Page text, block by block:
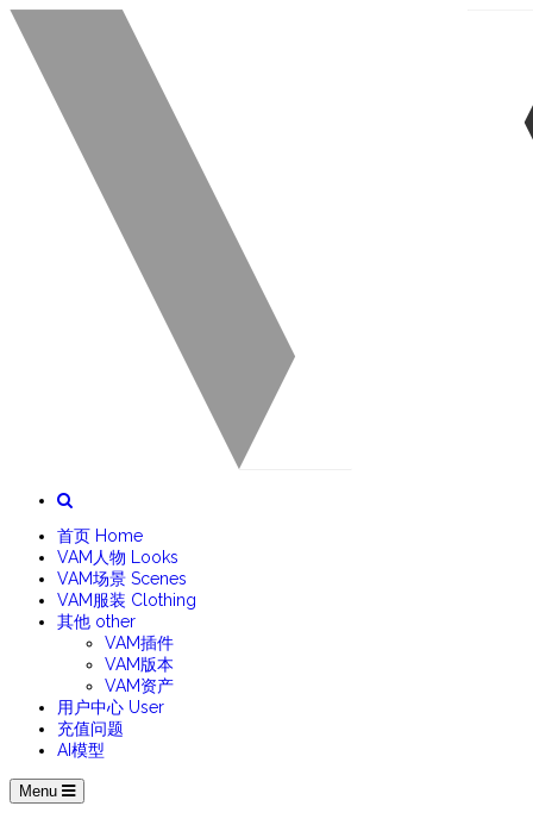
首页 Home
VAM人物
Looks
VAM场景 Scenes
VAM服装 Clothing
其他 other
VAM插件
VAM版本
VAM资产
用户中心 User
充值问题
AI模型
Menu